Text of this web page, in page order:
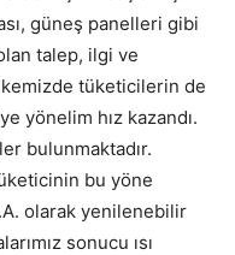
güneş panelleri gibi
talep, ilgi ve
tüketicilerin de
yönelim hız kazandı.
bulunmaktadır.
bu yöne
olarak yenilenebilir
sonucu ısı